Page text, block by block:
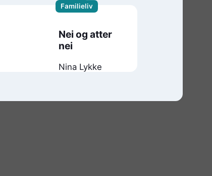
Familieliv
Nei og atter
nei
Nina Lykke